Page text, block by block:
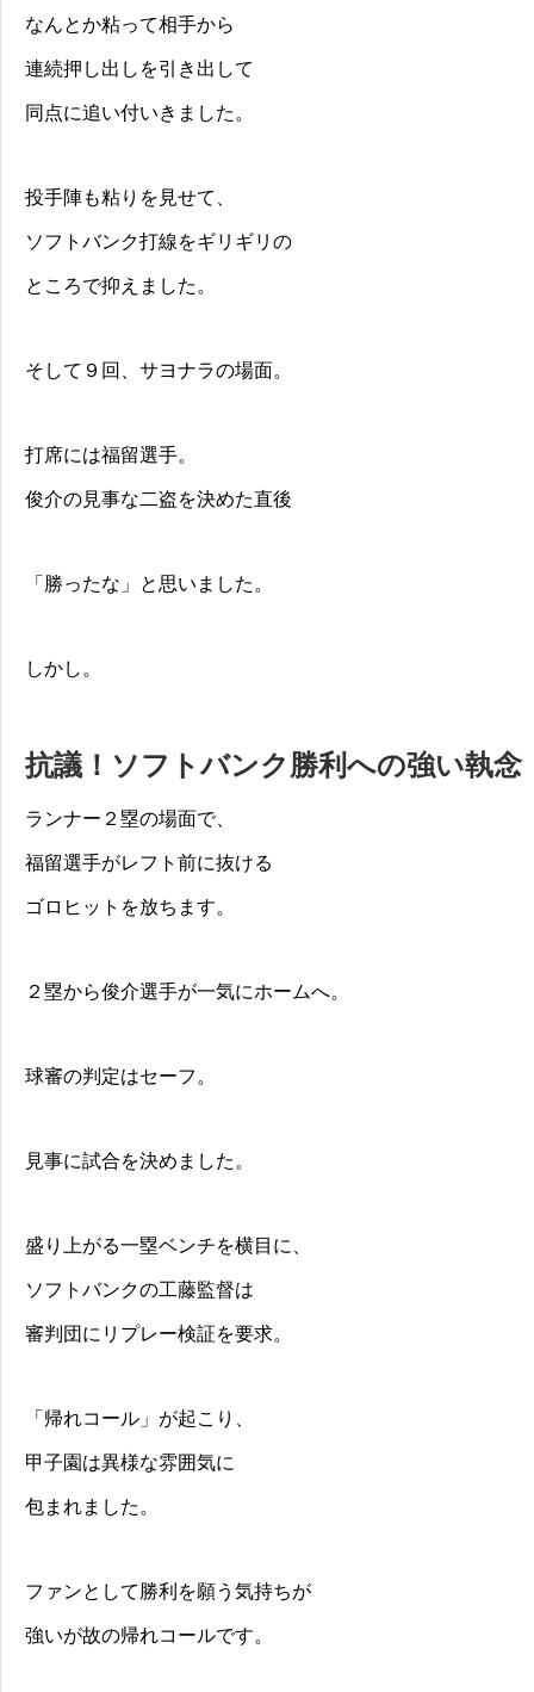
なんとか粘って相手から
連続押し出しを引き出して
同点に追い付いきました。
投手陣も粘りを見せて、
ソフトバンク打線をギリギリの
ところで抑えました。
そして９回、サヨナラの場面。
打席には福留選手。
俊介の見事な二盗を決めた直後
「勝ったな」と思いました。
しかし。
抗議！ソフトバンク勝利への強い執念
ランナー２塁の場面で、
福留選手がレフト前に抜ける
ゴロヒットを放ちます。
２塁から俊介選手が一気にホームへ。
球審の判定はセーフ。
見事に試合を決めました。
盛り上がる一塁ベンチを横目に、
ソフトバンクの工藤監督は
審判団にリプレー検証を要求。
「帰れコール」が起こり、
甲子園は異様な雰囲気に
包まれました。
ファンとして勝利を願う気持ちが
強いが故の帰れコールです。